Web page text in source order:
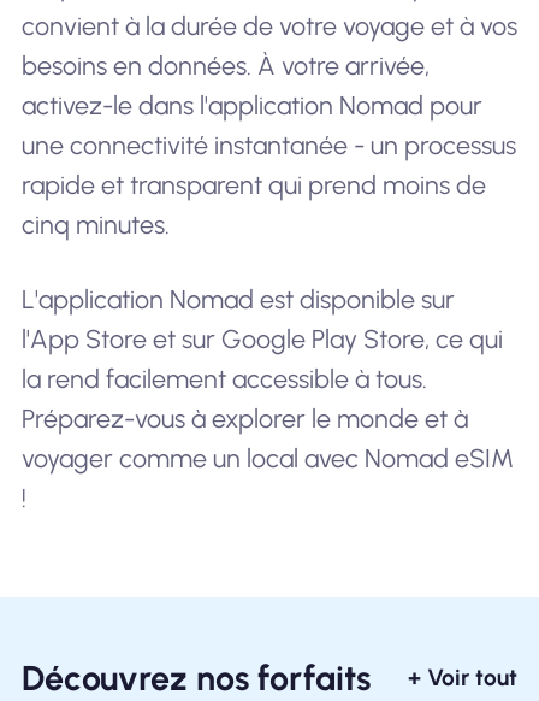
convient à la durée de votre voyage et à vos
besoins en données. À votre arrivée,
activez-le dans l'application Nomad pour
une connectivité instantanée - un processus
rapide et transparent qui prend moins de
cinq minutes.
L'application Nomad est disponible sur
l'App Store et sur Google Play Store, ce qui
la rend facilement accessible à tous.
Préparez-vous à explorer le monde et à
voyager comme un local avec Nomad eSIM
!
Découvrez nos forfaits + Voir tout